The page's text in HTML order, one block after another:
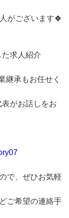
がございます🍀
求人紹介
継承もお任せく
がお話しをお
で、ぜひお気軽
ご希望の連絡手